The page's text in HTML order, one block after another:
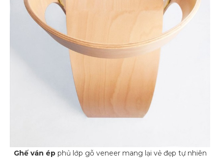
Ghế ván épphủ lớp gỗ veneer mang lại vẻ đẹp tự nhiên